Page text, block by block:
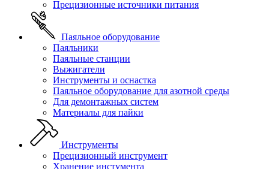
Прецизионные источники питания
Паяльное оборудование
Паяльники
Паяльные станции
Выжигатели
Инструменты и оснастка
Паяльное оборудование для азотной среды
Для демонтажных систем
Материалы для пайки
Инструменты
Прецизионный инструмент
Хранение инстумента